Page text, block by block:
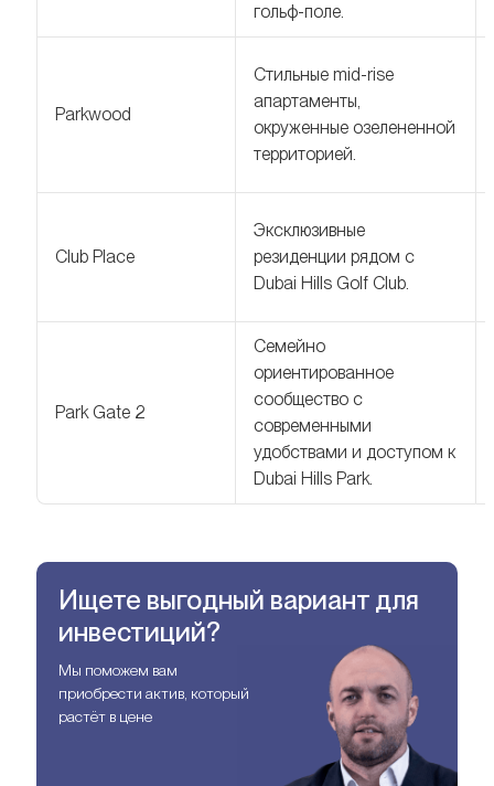
гольф-поле.
Parkwood
Стильные mid-rise
апартаменты,
окруженные озелененной
территорией.
Club Place
Эксклюзивные
резиденции рядом с
Dubai Hills Golf Club.
Park Gate 2
Семейно
ориентированное
сообщество с
современными
удобствами и доступом к
Dubai Hills Park.
Ищете выгодный вариант для
инвестиций?
Мы поможем вам
приобрести актив, который
растёт в цене